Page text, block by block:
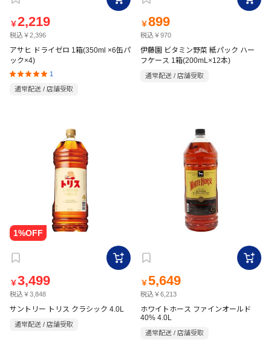
￥2,219
税込￥2,396
アサヒ ドライゼロ 1箱(350ml ×6缶パ
ック×4)
1
通常配送 / 店舗受取
￥899
税込￥970
伊藤園 ビタミン野菜 紙パック ハー
フケース 1箱(200mL×12本)
通常配送 / 店舗受取
￥3,499
税込￥3,848
サントリー トリス クラシック 4.0L
通常配送 / 店舗受取
￥5,649
税込￥6,213
ホワイトホース ファインオールド
40% 4.0L
通常配送 / 店舗受取